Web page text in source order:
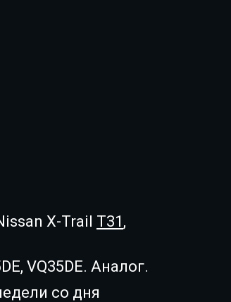
X-Trail T31 ,
VQ35DE. Аналог.
со дня